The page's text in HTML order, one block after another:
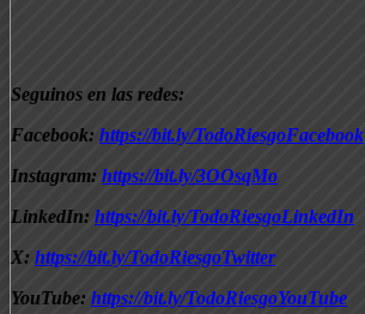
Seguinos en las redes:
Facebook: https://bit.ly/TodoRiesgoFacebook
Instagram: https://bit.ly/3OOsqMo
LinkedIn: https://bit.ly/TodoRiesgoLinkedIn
X: https://bit.ly/TodoRiesgoTwitter
YouTube: https://bit.ly/TodoRiesgoYouTube